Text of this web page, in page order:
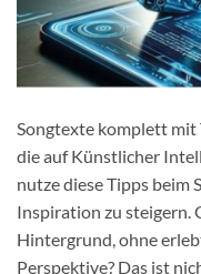
Songtexte komplett mit
die auf Künstlicher
nutze diese Tipps beim
Inspiration zu steigern.
Hintergrund, ohne
Perspektive? Das ist